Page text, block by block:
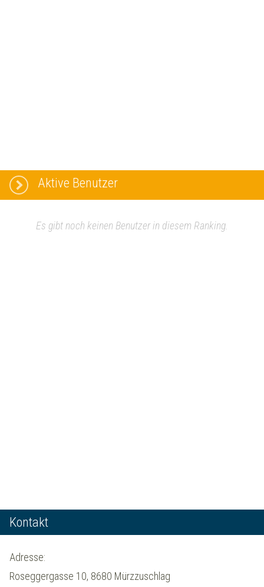
Aktive Benutzer
Es gibt noch keinen Benutzer in diesem Ranking.
Kontakt
Adresse:
Roseggergasse 10, 8680 Mürzzuschlag